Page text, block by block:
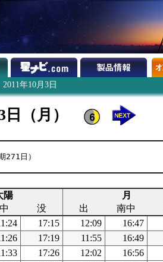
2011年10月3日
（月）
271日）
陽
月
没 出 南中
17:15 12:09 16:47
17:19 11:55 16:49
17:26 12:02 16:56